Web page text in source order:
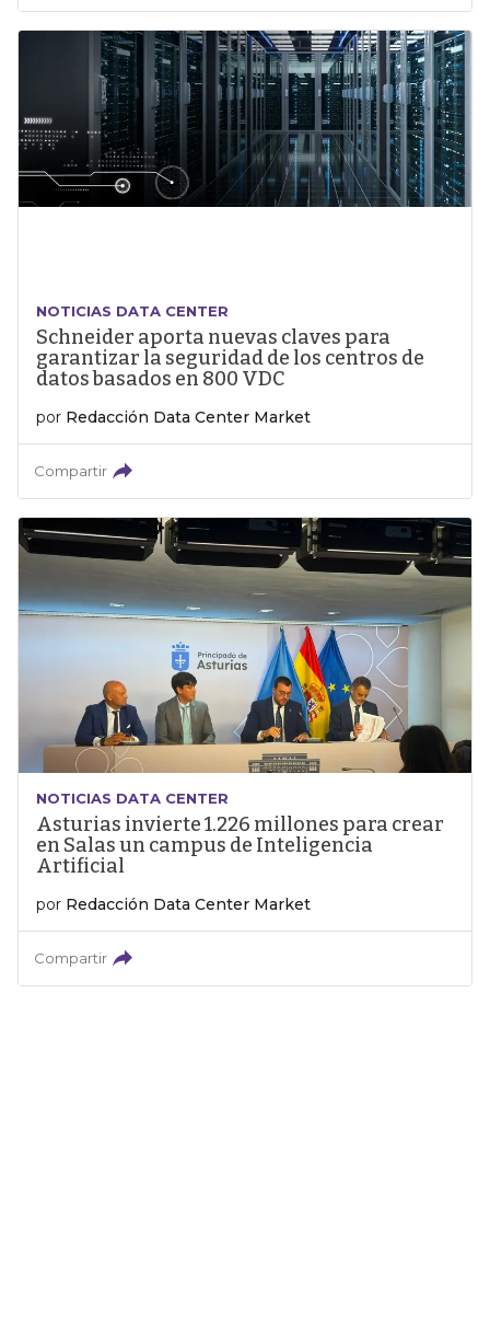
NOTICIAS DATA CENTER
Schneider aporta nuevas claves para
garantizar la seguridad de los centros de
datos basados en 800 VDC
por Redacción Data Center Market
Compartir
NOTICIAS DATA CENTER
Asturias invierte 1.226 millones para crear
en Salas un campus de Inteligencia
Artificial
por Redacción Data Center Market
Compartir